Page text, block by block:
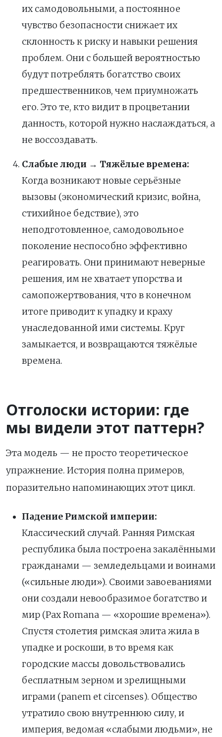
их самодовольными, а постоянное
чувство безопасности снижает их
склонность к риску и навыки решения
проблем. Они с большей вероятностью
будут потреблять богатство своих
предшественников, чем приумножать
его. Это те, кто видит в процветании
данность, которой нужно наслаждаться, а
не воссоздавать.
Слабые люди → Тяжёлые времена:
Когда возникают новые серьёзные
вызовы (экономический кризис, война,
стихийное бедствие), это
неподготовленное, самодовольное
поколение неспособно эффективно
реагировать. Они принимают неверные
решения, им не хватает упорства и
самопожертвования, что в конечном
итоге приводит к упадку и краху
унаследованной ими системы. Круг
замыкается, и возвращаются тяжёлые
времена.
Отголоски истории: где
мы видели этот паттерн?
Эта модель — не просто теоретическое
упражнение. История полна примеров,
поразительно напоминающих этот цикл.
Падение Римской империи:
Классический случай. Ранняя Римская
республика была построена закалёнными
гражданами — земледельцами и воинами
(«сильные люди»). Своими завоеваниями
они создали невообразимое богатство и
мир (Pax Romana — «хорошие времена»).
Спустя столетия римская элита жила в
упадке и роскоши, в то время как
городские массы довольствовались
бесплатным зерном и зрелищными
играми (panem et circenses). Общество
утратило свою внутреннюю силу, и
империя, ведомая «слабыми людьми», не